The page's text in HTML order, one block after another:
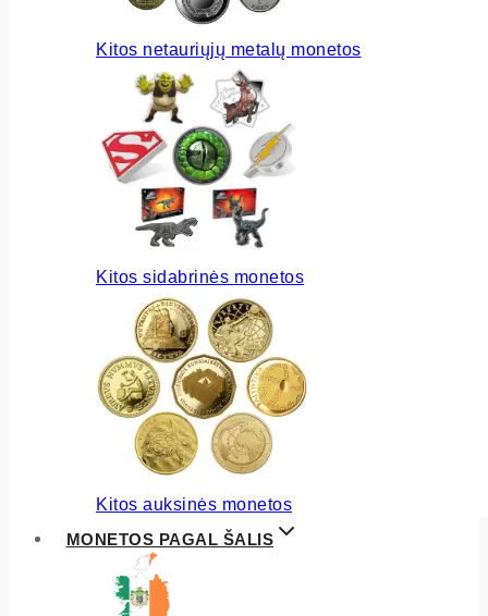
Kitos netauriųjų metalų monetos
Kitos sidabrinės monetos
Kitos auksinės monetos
MONETOS PAGAL ŠALIS